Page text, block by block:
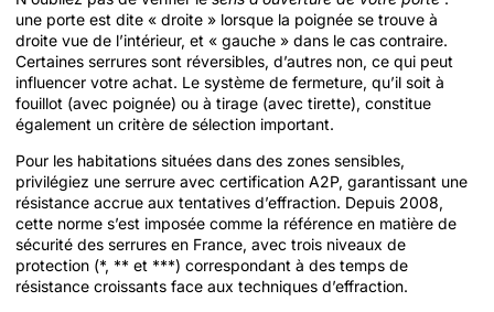
une porte est dite « droite » lorsque la poignée se trouve à
droite vue de l’intérieur, et « gauche » dans le cas contraire.
Certaines serrures sont réversibles, d’autres non, ce qui peut
influencer votre achat. Le système de fermeture, qu’il soit à
fouillot (avec poignée) ou à tirage (avec tirette), constitue
également un critère de sélection important.
Pour les habitations situées dans des zones sensibles,
privilégiez une serrure avec certification A2P, garantissant une
résistance accrue aux tentatives d’effraction. Depuis 2008,
cette norme s’est imposée comme la référence en matière de
sécurité des serrures en France, avec trois niveaux de
protection (*, ** et ***) correspondant à des temps de
résistance croissants face aux techniques d’effraction.